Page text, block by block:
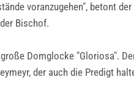
voranzugehen", betont
Bischof.
Domglocke "Gloriosa".
der auch die Predigt